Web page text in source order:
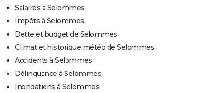
Salaires à Selommes
Impôts à Selommes
Dette et budget de Selommes
Climat et historique météo de Selommes
Accidents à Selommes
Délinquance à Selommes
Inondations à Selommes